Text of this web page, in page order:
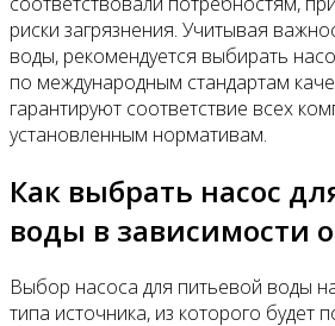
риски загрязнения. Учитывая
воды, рекомендуется выбирать
по международным стандартам
гарантируют соответствие всех
установленным нормативам.
Как выбрать насос
воды в зависимости
Выбор насоса для питьевой воды
типа источника, из которого будет